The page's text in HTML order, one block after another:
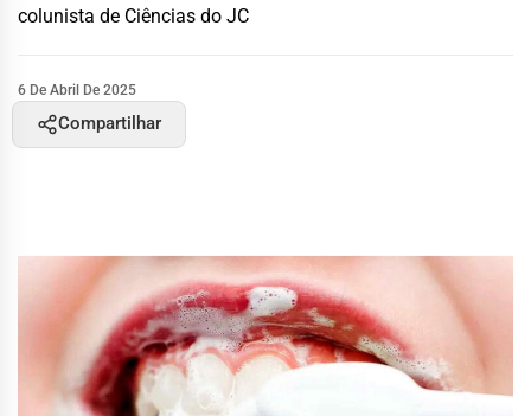
colunista de Ciências do JC
6 De Abril De 2025
Compartilhar